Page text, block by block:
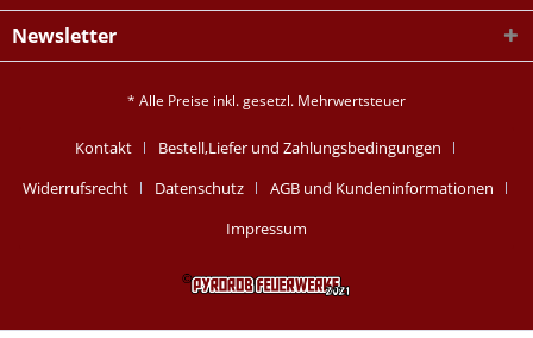
Newsletter
* Alle Preise inkl. gesetzl. Mehrwertsteuer
Kontakt
Bestell,Liefer und Zahlungsbedingungen
Widerrufsrecht
Datenschutz
AGB und Kundeninformationen
Impressum